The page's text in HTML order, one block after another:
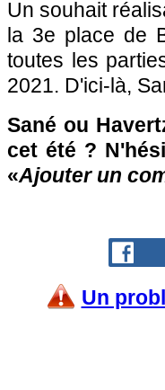
Un souhait
la 3e place de
toutes les
2021. D'ici-là,
Sané ou
cet été ?
«Ajouter un
Un